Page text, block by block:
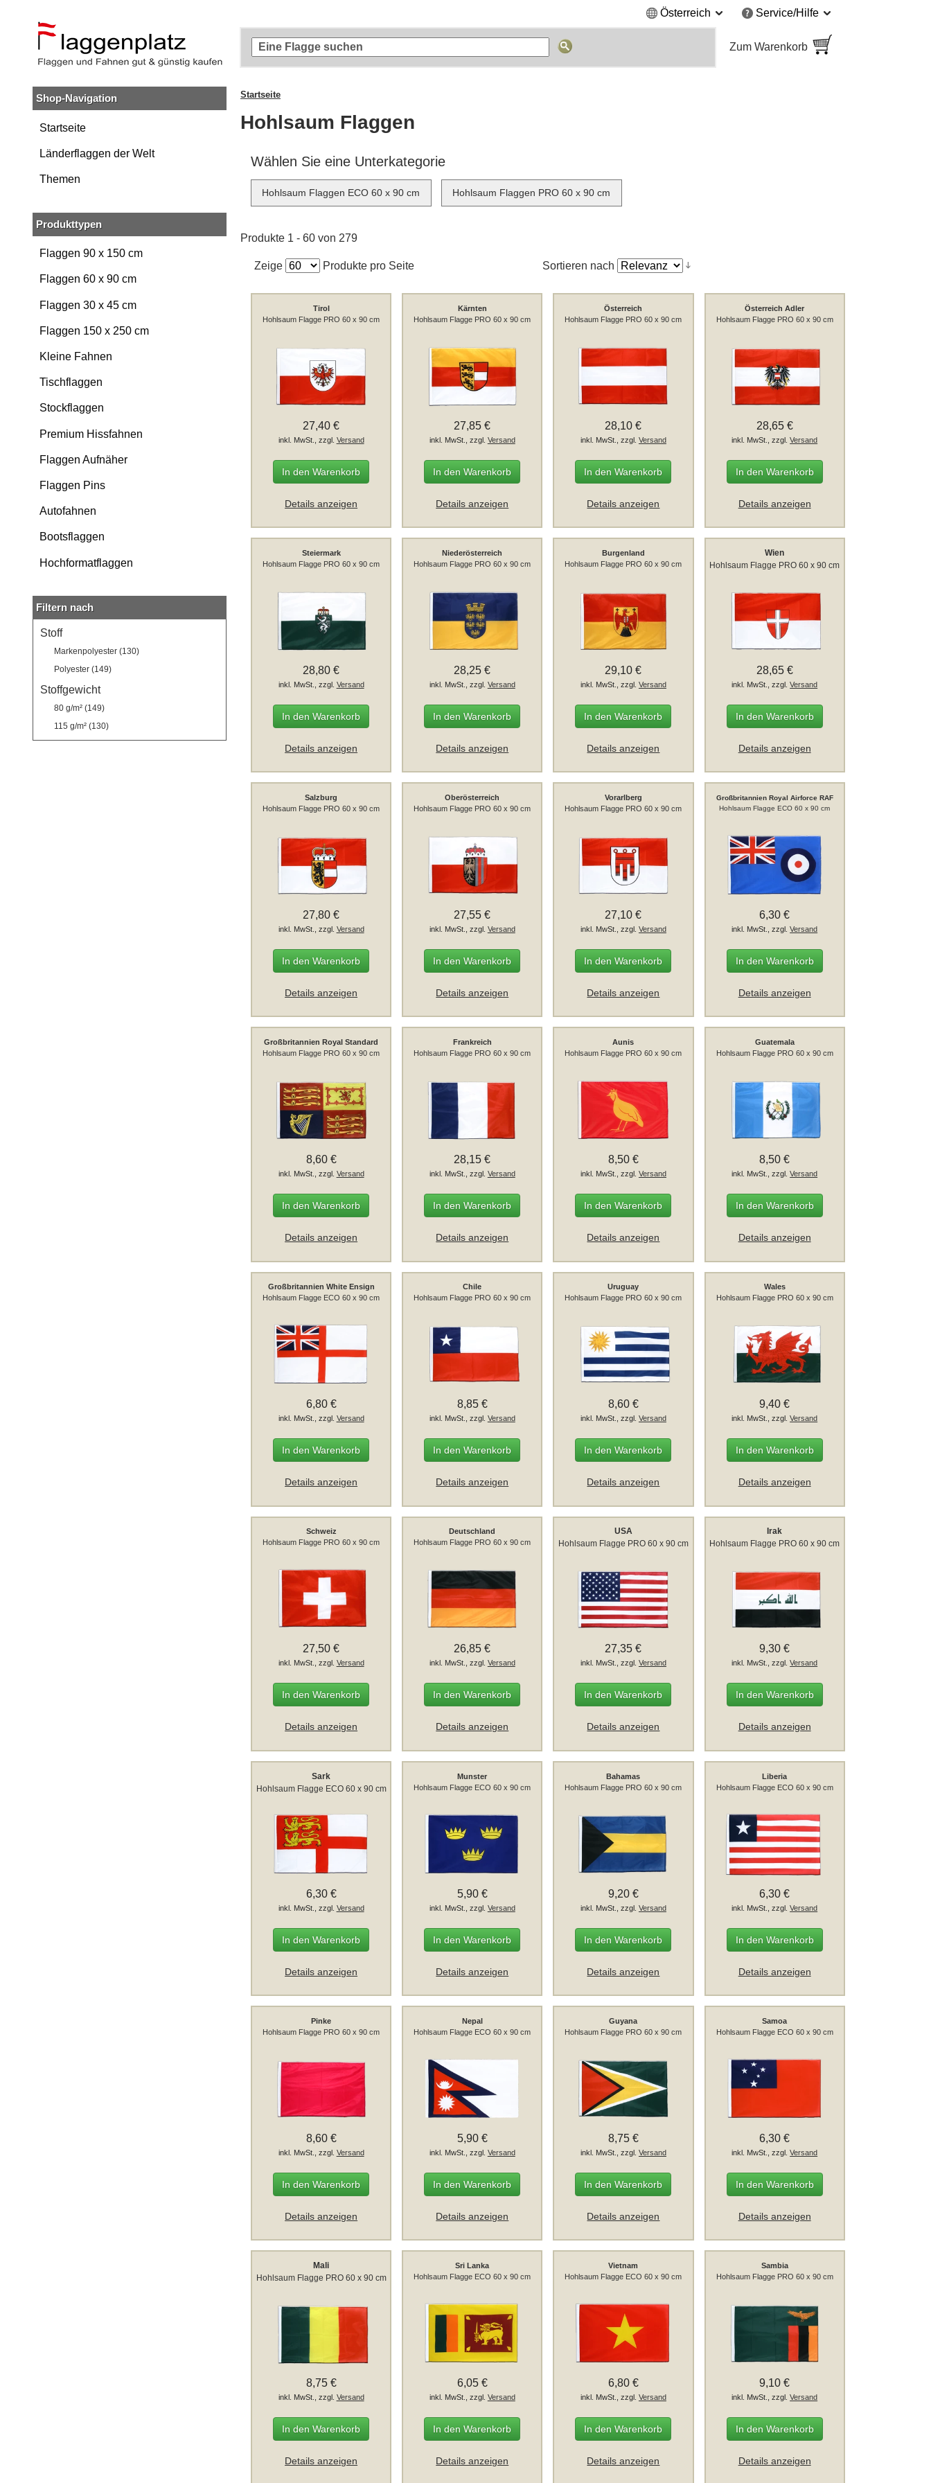
Hauptinhalt
springen
Suche
Zur
Navigation
springen
Österreich Service/Hilfe
Zum Warenkorb
Shop-Navigation
Startseite
Länderflaggen der Welt
Themen
Produkttypen
Flaggen 90 x 150 cm
Flaggen 60 x 90 cm
Flaggen 30 x 45 cm
Flaggen 150 x 250 cm
Kleine Fahnen
Tischflaggen
Stockflaggen
Premium Hissfahnen
Flaggen Aufnäher
Flaggen Pins
Autofahnen
Bootsflaggen
Hochformatflaggen
Filtern nach
Stoff
Markenpolyester (130)
Polyester (149)
Stoffgewicht
80 g/m² (149)
115 g/m² (130)
Startseite
Hohlsaum Flaggen
Wählen Sie eine Unterkategorie
Hohlsaum Flaggen ECO 60 x 90 cm Hohlsaum Flaggen PRO 60 x 90 cm
Produkte 1 - 60 von 279
Zeige Produkte pro Seite Sortieren nach
Tirol
Hohlsaum Flagge PRO 60 x 90 cm
27,40 €
inkl. MwSt., zzgl. Versand
In den Warenkorb
Details anzeigen
Kärnten
Hohlsaum Flagge PRO 60 x 90 cm
27,85 €
inkl. MwSt., zzgl. Versand
In den Warenkorb
Details anzeigen
Österreich
Hohlsaum Flagge PRO 60 x 90 cm
28,10 €
inkl. MwSt., zzgl. Versand
In den Warenkorb
Details anzeigen
Österreich Adler
Hohlsaum Flagge PRO 60 x 90 cm
28,65 €
inkl. MwSt., zzgl.Versand
In den Warenkorb
Details anzeigen
Steiermark
Hohlsaum Flagge PRO 60 x 90 cm
28,80 €
inkl. MwSt., zzgl. Versand
In den Warenkorb
Details anzeigen
Niederösterreich
Hohlsaum Flagge PRO 60 x 90 cm
28,25 €
inkl. MwSt., zzgl. Versand
In den Warenkorb
Details anzeigen
Burgenland
Hohlsaum Flagge PRO 60 x 90 cm
29,10 €
inkl. MwSt., zzgl. Versand
In den Warenkorb
Details anzeigen
Wien
Hohlsaum Flagge PRO 60 x 90 cm
28,65 €
inkl. MwSt., zzgl.Versand
In den Warenkorb
Details anzeigen
Salzburg
Hohlsaum Flagge PRO 60 x 90 cm
27,80 €
inkl. MwSt., zzgl. Versand
In den Warenkorb
Details anzeigen
Oberösterreich
Hohlsaum Flagge PRO 60 x 90 cm
27,55 €
inkl. MwSt., zzgl. Versand
In den Warenkorb
Details anzeigen
Vorarlberg
Hohlsaum Flagge PRO 60 x 90 cm
27,10 €
inkl. MwSt., zzgl. Versand
In den Warenkorb
Details anzeigen
Großbritannien Royal Airforce RAF
Hohlsaum Flagge ECO 60 x 90 cm
6,30 €
inkl. MwSt., zzgl.Versand
In den Warenkorb
Details anzeigen
Großbritannien Royal Standard
Hohlsaum Flagge PRO 60 x 90 cm
8,60 €
inkl. MwSt., zzgl. Versand
In den Warenkorb
Details anzeigen
Frankreich
Hohlsaum Flagge PRO 60 x 90 cm
28,15 €
inkl. MwSt., zzgl. Versand
In den Warenkorb
Details anzeigen
Aunis
Hohlsaum Flagge PRO 60 x 90 cm
8,50 €
inkl. MwSt., zzgl. Versand
In den Warenkorb
Details anzeigen
Guatemala
Hohlsaum Flagge PRO 60 x 90 cm
8,50 €
inkl. MwSt., zzgl.Versand
In den Warenkorb
Details anzeigen
Großbritannien White Ensign
Hohlsaum Flagge ECO 60 x 90 cm
6,80 €
inkl. MwSt., zzgl. Versand
In den Warenkorb
Details anzeigen
Chile
Hohlsaum Flagge PRO 60 x 90 cm
8,85 €
inkl. MwSt., zzgl. Versand
In den Warenkorb
Details anzeigen
Uruguay
Hohlsaum Flagge PRO 60 x 90 cm
8,60 €
inkl. MwSt., zzgl. Versand
In den Warenkorb
Details anzeigen
Wales
Hohlsaum Flagge PRO 60 x 90 cm
9,40 €
inkl. MwSt., zzgl.Versand
In den Warenkorb
Details anzeigen
Schweiz
Hohlsaum Flagge PRO 60 x 90 cm
27,50 €
inkl. MwSt., zzgl. Versand
In den Warenkorb
Details anzeigen
Deutschland
Hohlsaum Flagge PRO 60 x 90 cm
26,85 €
inkl. MwSt., zzgl. Versand
In den Warenkorb
Details anzeigen
USA
Hohlsaum Flagge PRO 60 x 90 cm
27,35 €
inkl. MwSt., zzgl. Versand
In den Warenkorb
Details anzeigen
Irak
Hohlsaum Flagge PRO 60 x 90 cm
9,30 €
inkl. MwSt., zzgl.Versand
In den Warenkorb
Details anzeigen
Sark
Hohlsaum Flagge ECO 60 x 90 cm
6,30 €
inkl. MwSt., zzgl. Versand
In den Warenkorb
Details anzeigen
Munster
Hohlsaum Flagge ECO 60 x 90 cm
5,90 €
inkl. MwSt., zzgl. Versand
In den Warenkorb
Details anzeigen
Bahamas
Hohlsaum Flagge PRO 60 x 90 cm
9,20 €
inkl. MwSt., zzgl. Versand
In den Warenkorb
Details anzeigen
Liberia
Hohlsaum Flagge ECO 60 x 90 cm
6,30 €
inkl. MwSt., zzgl.Versand
In den Warenkorb
Details anzeigen
Pinke
Hohlsaum Flagge PRO 60 x 90 cm
8,60 €
inkl. MwSt., zzgl. Versand
In den Warenkorb
Details anzeigen
Nepal
Hohlsaum Flagge ECO 60 x 90 cm
5,90 €
inkl. MwSt., zzgl. Versand
In den Warenkorb
Details anzeigen
Guyana
Hohlsaum Flagge PRO 60 x 90 cm
8,75 €
inkl. MwSt., zzgl. Versand
In den Warenkorb
Details anzeigen
Samoa
Hohlsaum Flagge ECO 60 x 90 cm
6,30 €
inkl. MwSt., zzgl.Versand
In den Warenkorb
Details anzeigen
Mali
Hohlsaum Flagge PRO 60 x 90 cm
8,75 €
inkl. MwSt., zzgl. Versand
In den Warenkorb
Details anzeigen
Sri Lanka
Hohlsaum Flagge ECO 60 x 90 cm
6,05 €
inkl. MwSt., zzgl. Versand
In den Warenkorb
Details anzeigen
Vietnam
Hohlsaum Flagge ECO 60 x 90 cm
6,80 €
inkl. MwSt., zzgl. Versand
In den Warenkorb
Details anzeigen
Sambia
Hohlsaum Flagge PRO 60 x 90 cm
9,10 €
inkl. MwSt., zzgl.Versand
In den Warenkorb
Details anzeigen